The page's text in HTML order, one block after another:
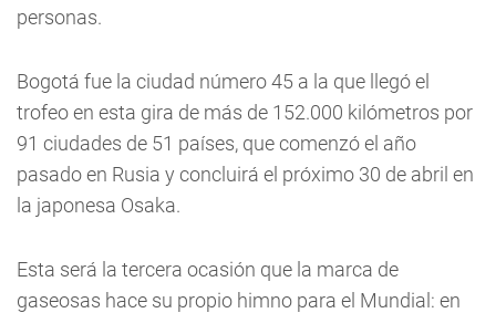
personas.
Bogotá fue la ciudad número 45 a la que llegó el
trofeo en esta gira de más de 152.000 kilómetros por
91 ciudades de 51 países, que comenzó el año
pasado en Rusia y concluirá el próximo 30 de abril en
la japonesa Osaka.
Esta será la tercera ocasión que la marca de
gaseosas hace su propio himno para el Mundial: en